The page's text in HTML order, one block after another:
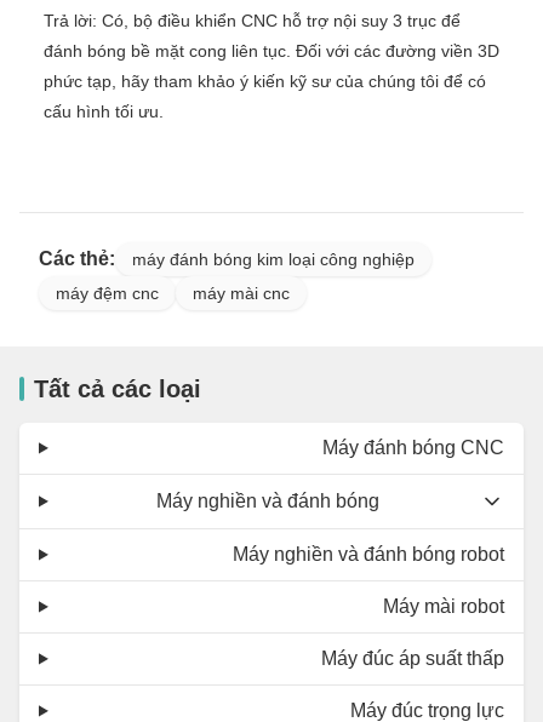
Trả lời: Có, bộ điều khiển CNC hỗ trợ nội suy 3 trục để
đánh bóng bề mặt cong liên tục. Đối với các đường viền 3D
phức tạp, hãy tham khảo ý kiến ​​kỹ sư của chúng tôi để có
cấu hình tối ưu.
Các thẻ:
máy đánh bóng kim loại công nghiệp
máy đệm cnc
máy mài cnc
Tất cả các loại
Máy đánh bóng CNC
Máy nghiền và đánh bóng
Máy nghiền và đánh bóng robot
Máy mài robot
Máy đúc áp suất thấp
Máy đúc trọng lực